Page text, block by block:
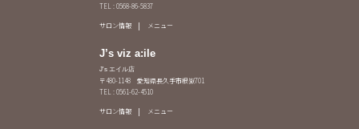
TEL : 0568-86-5837
サロン情報 メニュー
J’s viz a:ile
J's エイル店
〒480-1148 愛知県長久手市根嶽701
TEL : 0561-62-4510
サロン情報 メニュー